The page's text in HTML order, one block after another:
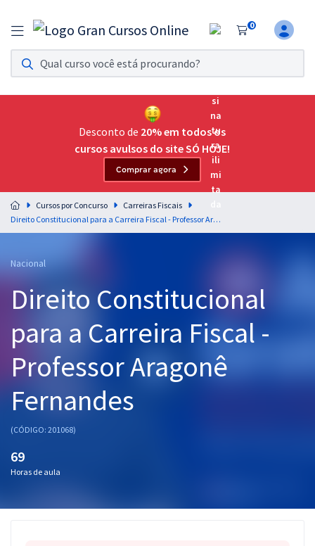
0
Assinatura Ilimitada 11
Acesso a todos os cursos. Teste grátis por 7 dias!
Assinatura OAB Até Passar
Acesso ilimitado a toda preparação para o Exame da
Residências Multiprofissionais
Preparação completa e intensiva para as principais
residências em saúde do Brasil
Cursos 20% OFF
Pós
Graduação
OAB
Questões grátis
Desconto de 20% em todos os
cursos avulsos do site SÓ HOJE!
Comprar agora
Cursos por Concurso
Carreiras Fiscais
Direito Constitucional para a Carreira Fiscal - Professor Aragonê Fernandes
Nacional
Direito Constitucional
para a Carreira Fiscal -
Professor Aragonê
Fernandes
(CÓDIGO: 201068)
69
Horas de aula